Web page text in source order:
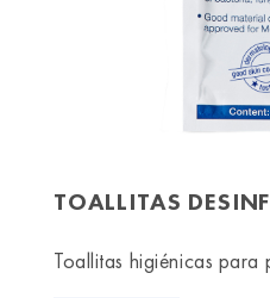
TOALLITAS
Toallitas higiénicas